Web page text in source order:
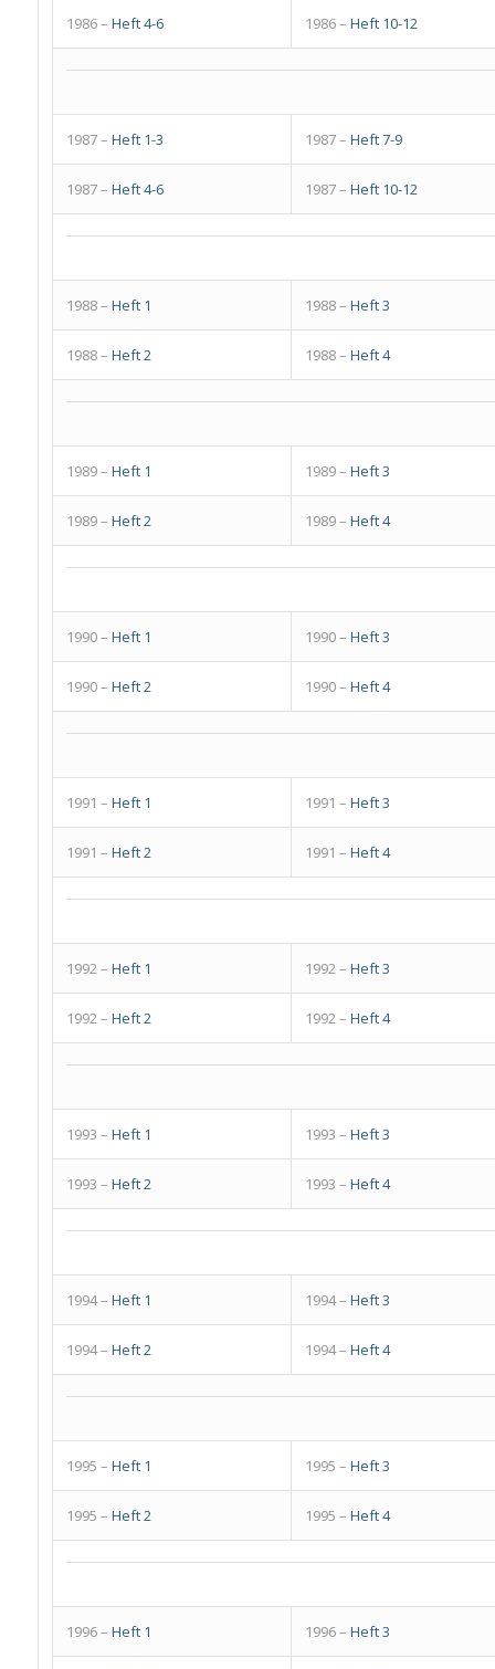
1986 – Heft 4-6 1986 – Heft 10-12
1987 – Heft 1-3 1987 – Heft 7-9
1987 – Heft 4-6 1987 – Heft 10-12
1988 – Heft 1 1988 – Heft 3
1988 – Heft 2 1988 – Heft 4
1989 – Heft 1 1989 – Heft 3
1989 – Heft 2 1989 – Heft 4
1990 – Heft 1 1990 – Heft 3
1990 – Heft 2 1990 – Heft 4
1991 – Heft 1 1991 – Heft 3
1991 – Heft 2 1991 – Heft 4
1992 – Heft 1 1992 – Heft 3
1992 – Heft 2 1992 – Heft 4
1993 – Heft 1 1993 – Heft 3
1993 – Heft 2 1993 – Heft 4
1994 – Heft 1 1994 – Heft 3
1994 – Heft 2 1994 – Heft 4
1995 – Heft 1 1995 – Heft 3
1995 – Heft 2 1995 – Heft 4
1996 – Heft 1 1996 – Heft 3